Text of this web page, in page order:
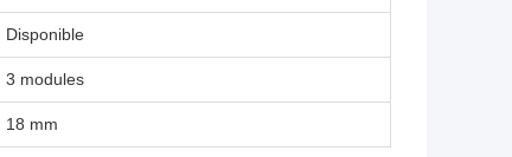
Disponible
3 modules
18 mm